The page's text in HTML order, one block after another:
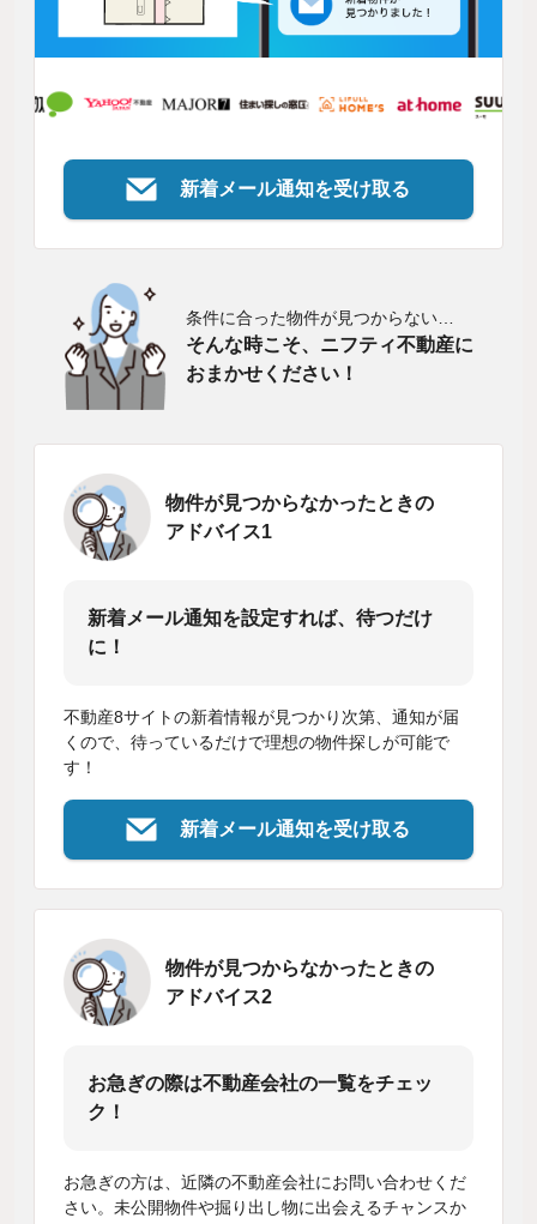
新着メール通知を受け取る
条件に合った物件が見つからない…
そんな時こそ、ニフティ不動産に
おまかせください！
物件が見つからなかったときの
アドバイス1
新着メール通知を設定すれば、待つだけ
に！
不動産8サイトの新着情報が見つかり次第、通知が届
くので、待っているだけで理想の物件探しが可能で
す！
新着メール通知を受け取る
物件が見つからなかったときの
アドバイス2
お急ぎの際は不動産会社の一覧をチェッ
ク！
お急ぎの方は、近隣の不動産会社にお問い合わせくだ
さい。未公開物件や掘り出し物に出会えるチャンスか